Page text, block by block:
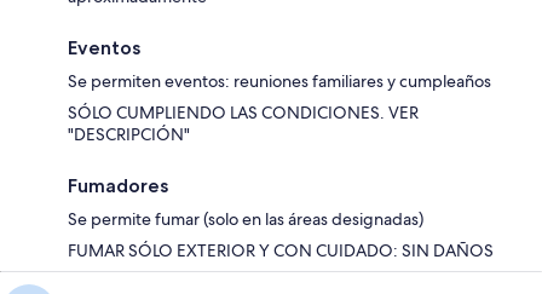
Eventos
Se permiten eventos: reuniones familiares y cumpleaños
SÓLO CUMPLIENDO LAS CONDICIONES. VER
"DESCRIPCIÓN"
Fumadores
Se permite fumar (solo en las áreas designadas)
FUMAR SÓLO EXTERIOR Y CON CUIDADO: SIN DAÑOS